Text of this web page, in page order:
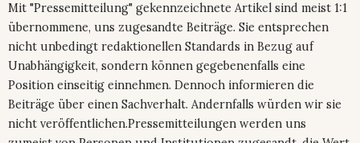
Mit "Pressemitteilung" gekennzeichnete Artikel sind meist 1:1
übernommene, uns zugesandte Beiträge. Sie entsprechen
nicht unbedingt redaktionellen Standards in Bezug auf
Unabhängigkeit, sondern können gegebenenfalls eine
Position einseitig einnehmen. Dennoch informieren die
Beiträge über einen Sachverhalt. Andernfalls würden wir sie
nicht veröffentlichen.Pressemitteilungen werden uns